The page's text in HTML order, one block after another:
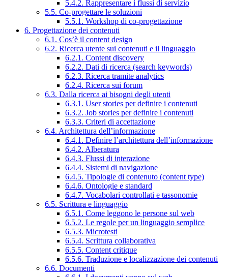
5.4.2. Rappresentare i flussi di servizio
5.5. Co-progettare le soluzioni
5.5.1. Workshop di co-progettazione
6. Progettazione dei contenuti
6.1. Cos’è il content design
6.2. Ricerca utente sui contenuti e il linguaggio
6.2.1. Content discovery
6.2.2. Dati di ricerca (search keywords)
6.2.3. Ricerca tramite analytics
6.2.4. Ricerca sui forum
6.3. Dalla ricerca ai bisogni degli utenti
6.3.1. User stories per definire i contenuti
6.3.2. Job stories per definire i contenuti
6.3.3. Criteri di accettazione
6.4. Architettura dell’informazione
6.4.1. Definire l’architettura dell’informazione
6.4.2. Alberatura
6.4.3. Flussi di interazione
6.4.4. Sistemi di navigazione
6.4.5. Tipologie di contenuto (content type)
6.4.6. Ontologie e standard
6.4.7. Vocabolari controllati e tassonomie
6.5. Scrittura e linguaggio
6.5.1. Come leggono le persone sul web
6.5.2. Le regole per un linguaggio semplice
6.5.3. Microtesti
6.5.4. Scrittura collaborativa
6.5.5. Content critique
6.5.6. Traduzione e localizzazione dei contenuti
6.6. Documenti